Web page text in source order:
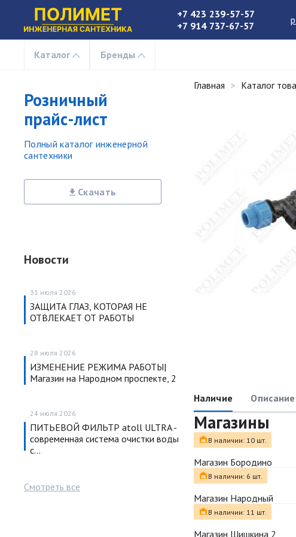
+7 423 239-57-57
+7 914 737-67-57
Каталог Бренды
Розничный
прайс-лист
Полный каталог инженерной
сантехники
Скачать
Новости
31 июля 2026
ЗАЩИТА ГЛАЗ, КОТОРАЯ НЕ
ОТВЛЕКАЕТ ОТ РАБОТЫ
28 июля 2026
ИЗМЕНЕНИЕ РЕЖИМА РАБОТЫ|
Магазин на Народном проспекте, 2
24 июля 2026
ПИТЬЕВОЙ ФИЛЬТР atoll ULTRA -
современная система очистки воды
с…
Смотреть все
Главная Каталог
Наличие Описание
Магазины
В наличии: 10 шт.
Магазин Бородино
В наличии: 6 шт.
Магазин Народный
В наличии: 11 шт.
Магазин Шишкина 2